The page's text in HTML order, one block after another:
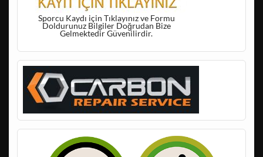
Sporcu Kaydı için Tıklayınız ve Formu
Doldurunuz Bilgiler Doğrudan Bize
Gelmektedir Güvenilirdir.